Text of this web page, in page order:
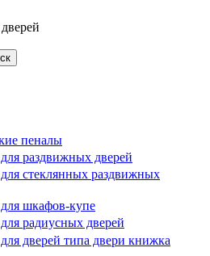
пеналы
раздвижных дверей
стеклянных раздвижных
шкафов-купе
радиусных дверей
дверей типа двери книжка
в один клик